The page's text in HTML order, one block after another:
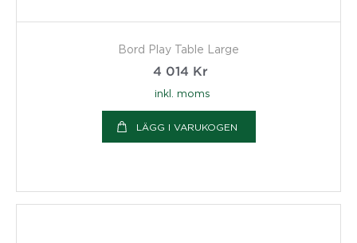
Bord Play Table Large
4 014 Kr
inkl. moms
LÄGG I VARUKOGEN